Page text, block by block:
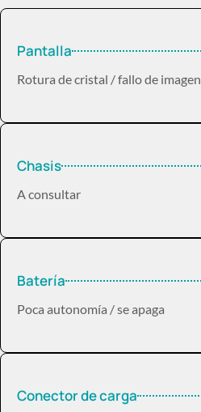
Pantalla
Rotura de cristal / fallo de imagen
Chasis
A consultar
Batería
Poca autonomía / se apaga
Conector de carga